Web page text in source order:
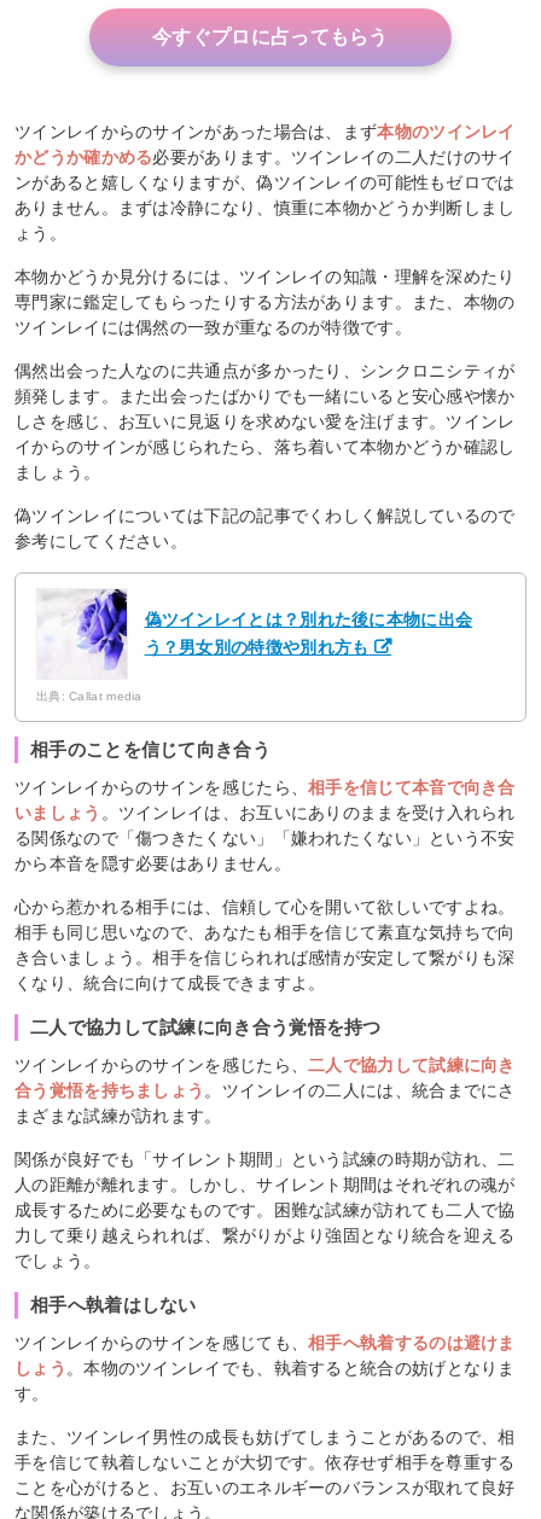
今すぐプロに占ってもらう
ツインレイからのサインがあった場合は、まず本物のツインレイ
かどうか確かめる必要があります。ツインレイの二人だけのサイ
ンがあると嬉しくなりますが、偽ツインレイの可能性もゼロでは
ありません。まずは冷静になり、慎重に本物かどうか判断しまし
ょう。
本物かどうか見分けるには、ツインレイの知識・理解を深めたり
専門家に鑑定してもらったりする方法があります。また、本物の
ツインレイには偶然の一致が重なるのが特徴です。
偶然出会った人なのに共通点が多かったり、シンクロニシティが
頻発します。また出会ったばかりでも一緒にいると安心感や懐か
しさを感じ、お互いに見返りを求めない愛を注げます。ツインレ
イからのサインが感じられたら、落ち着いて本物かどうか確認し
ましょう。
偽ツインレイについては下記の記事でくわしく解説しているので
参考にしてください。
偽ツインレイとは？別れた後に本物に出会
う？男女別の特徴や別れ方も
出典: Callat media
相手のことを信じて向き合う
ツインレイからのサインを感じたら、相手を信じて本音で向き合
いましょう 。ツインレイは、お互いにありのままを受け入れられ
る関係なので「傷つきたくない」「嫌われたくない」という不安
から本音を隠す必要はありません。
心から惹かれる相手には、信頼して心を開いて欲しいですよね。
相手も同じ思いなので、あなたも相手を信じて素直な気持ちで向
き合いましょう。相手を信じられれば感情が安定して繋がりも深
くなり、統合に向けて成長できますよ。
二人で協力して試練に向き合う覚悟を持つ
ツインレイからのサインを感じたら、二人で協力して試練に向き
合う覚悟を持ちましょう 。ツインレイの二人には、統合までにさ
まざまな試練が訪れます。
関係が良好でも「サイレント期間」という試練の時期が訪れ、二
人の距離が離れます。しかし、サイレント期間はそれぞれの魂が
成長するために必要なものです。困難な試練が訪れても二人で協
力して乗り越えられれば、繋がりがより強固となり統合を迎える
でしょう。
相手へ執着はしない
ツインレイからのサインを感じても、相手へ執着するのは避けま
しょう 。本物のツインレイでも、執着すると統合の妨げとなりま
す。
また、ツインレイ男性の成長も妨げてしまうことがあるので、相
手を信じて執着しないことが大切です。依存せず相手を尊重する
ことを心がけると、お互いのエネルギーのバランスが取れて良好
な関係が築けるでしょう。